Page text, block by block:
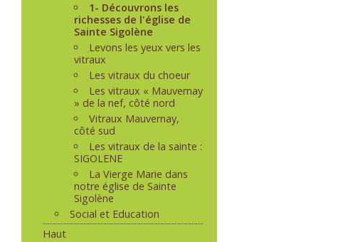
1- Découvrons les
richesses de l'église de
Sainte Sigolène
Levons les yeux vers les
vitraux
Les vitraux du choeur
Les vitraux « Mauvernay
» de la nef, côté nord
Vitraux Mauvernay,
côté sud
Les vitraux de la sainte :
SIGOLENE
La Vierge Marie dans
notre église de Sainte
Sigolène
Social et Education
Haut